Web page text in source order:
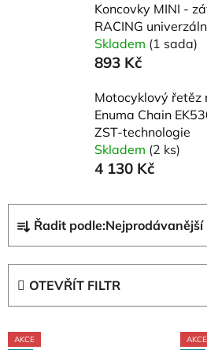
Koncovky MINI -
RACING
Skladem (1 sada)
893 Kč
Motocyklový řetěz
Enuma Chain
ZST-technologie
Skladem (2 ks)
4 130 Kč
a
z
p
Řadit podle:Nejprodávanější
OTEVŘÍT FILTR
VAKCE
AKCE